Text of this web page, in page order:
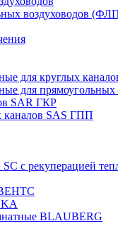
воздуховодов
для круглых
для прямоугольных
SAR ГКР
каналов SAS ГПП
с рекуперацией
ВЕНТС
BLAUBERG